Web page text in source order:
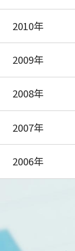
2010年
2009年
2008年
2007年
2006年